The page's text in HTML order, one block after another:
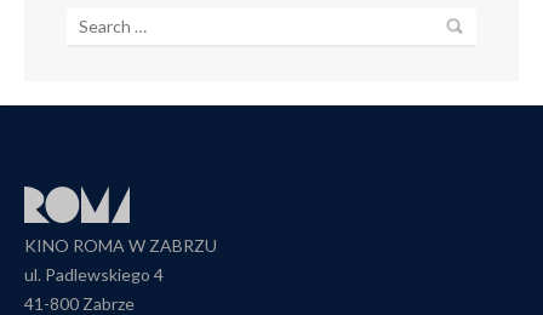
KINO ROMA W ZABRZU
ul. Padlewskiego 4
41-800 Zabrze